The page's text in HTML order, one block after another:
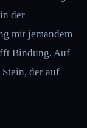
der
mit jemandem
Bindung. Auf
der auf